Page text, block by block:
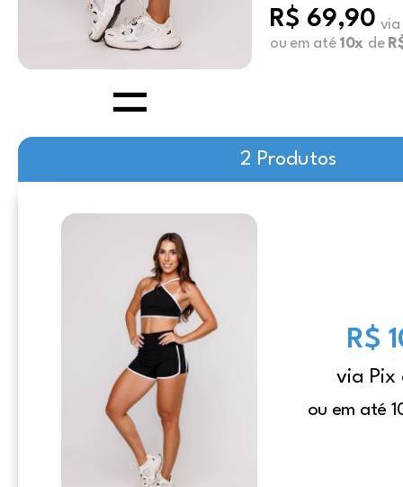
R$ 69,90 via
ou em até 10x de
2 Produtos
R$
via Pix
ou em até